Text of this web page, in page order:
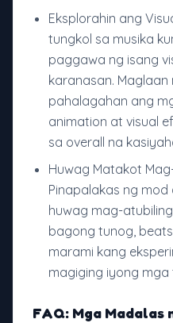
Eksplorahin ang
tungkol sa musika
paggawa ng isang
karanasan.
pahalagahan ang
animation at visual
sa overall na
Huwag Matakot
Pinapalakas ng
huwag mag-
bagong tunog,
marami kang
magiging iyong mga
FAQ: Mga Madalas